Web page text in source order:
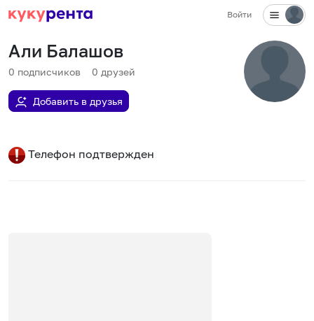
Войти
Али Балашов
0 подписчиков 0 друзей
Добавить в друзья
Телефон подтвержден